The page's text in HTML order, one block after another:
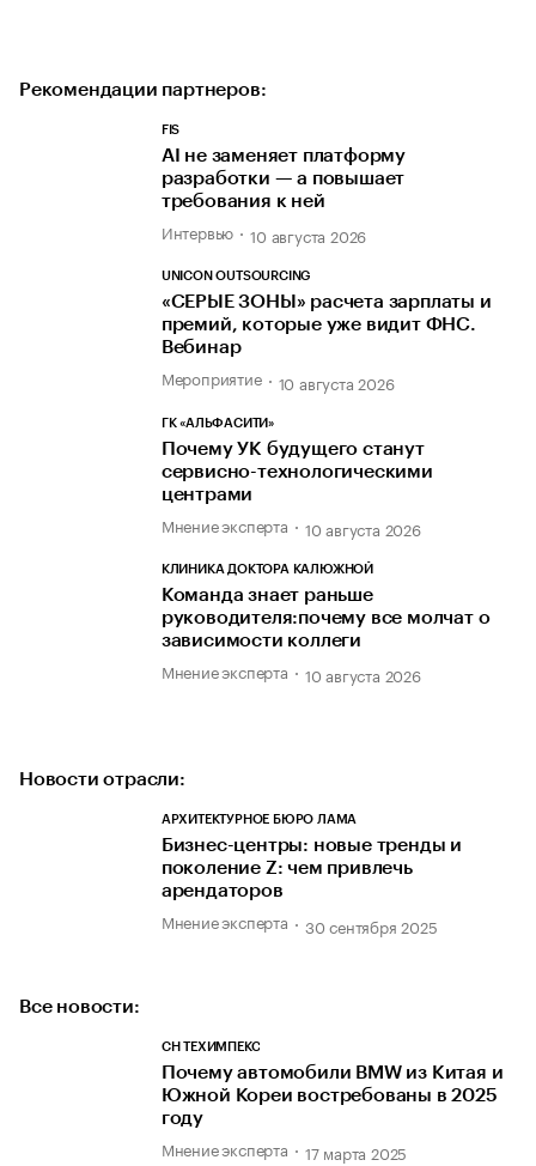
Рекомендации партнеров:
FIS
AI не заменяет платформу
разработки — а повышает
требования к ней
Интервью 10 августа 2026
UNICON OUTSOURCING
«СЕРЫЕ ЗОНЫ» расчета зарплаты и
премий, которые уже видит ФНС.
Вебинар
Мероприятие 10 августа 2026
ГК «АЛЬФАСИТИ»
Почему УК будущего станут
сервисно-технологическими
центрами
Мнение эксперта 10 августа 2026
КЛИНИКА ДОКТОРА КАЛЮЖНОЙ
Команда знает раньше
руководителя:почему все молчат о
зависимости коллеги
Мнение эксперта 10 августа 2026
Новости отрасли:
АРХИТЕКТУРНОЕ БЮРО ЛАМА
Бизнес-центры: новые тренды и
поколение Z: чем привлечь
арендаторов
Мнение эксперта 30 сентября 2025
Все новости:
СН ТЕХИМПЕКС
Почему автомобили BMW из Китая и
Южной Кореи востребованы в 2025
году
Мнение эксперта 17 марта 2025